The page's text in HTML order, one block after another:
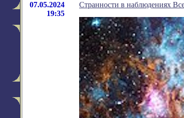
07.05.2024
19:35
Странности в наблюдениях